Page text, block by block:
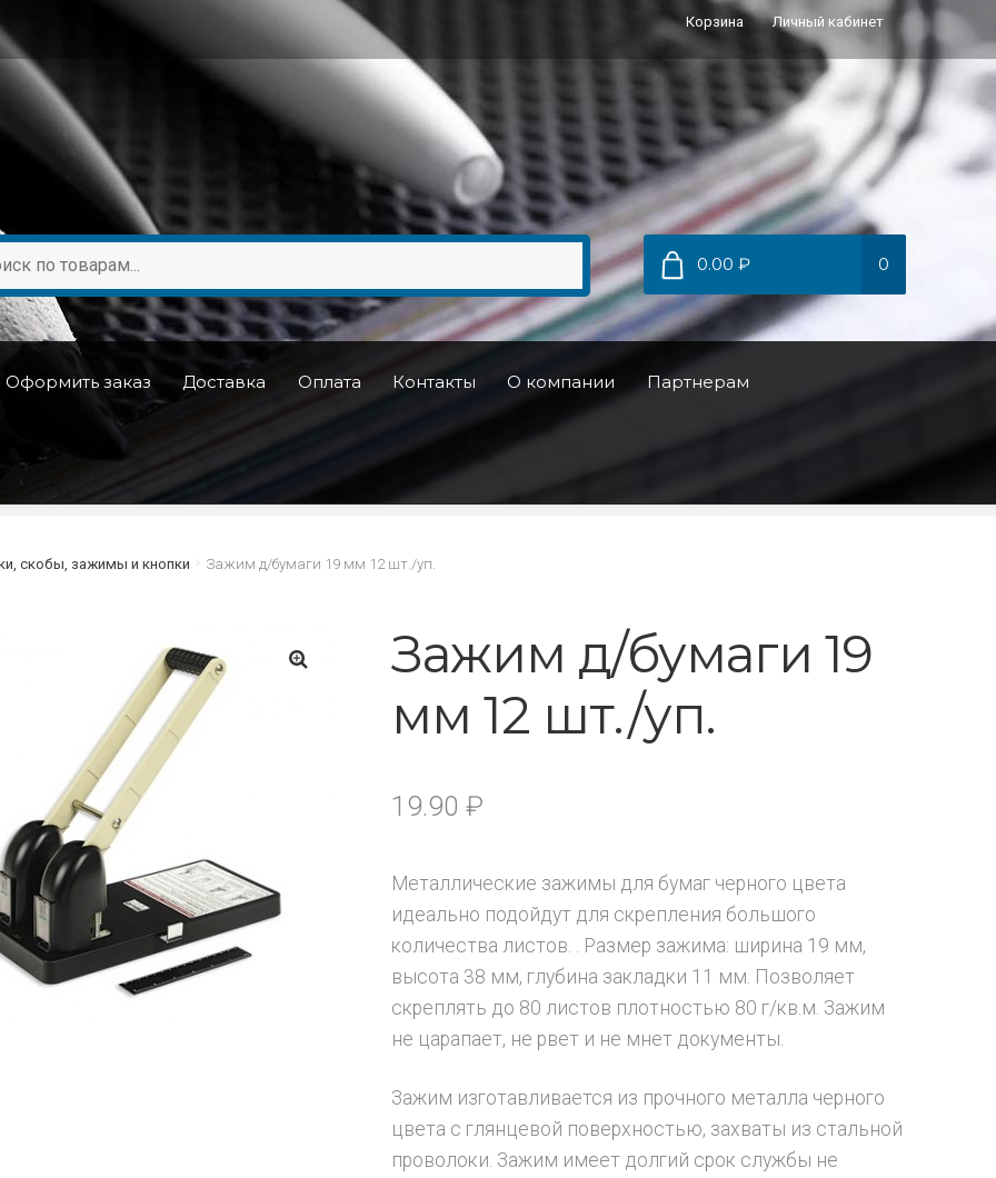
Корзина Личный кабинет
0.00 ₽ 0
Оформить заказ Доставка Оплата Контакты О компании Партнерам
скобы, зажимы и кнопки Зажим д/бумаги 19 мм 12 шт./уп.
Зажим д/бумаги 19
мм 12 шт./уп.
19.90₽
Металлические зажимы для бумаг черного цвета
идеально подойдут для скрепления большого
количества листов. . Размер зажима: ширина 19 мм,
высота 38 мм, глубина закладки 11 мм. Позволяет
скреплять до 80 листов плотностью 80 г/кв.м. Зажим
не царапает, не рвет и не мнет документы.
Зажим изготавливается из прочного металла черного
цвета с глянцевой поверхностью, захваты из стальной
проволоки. Зажим имеет долгий срок службы не